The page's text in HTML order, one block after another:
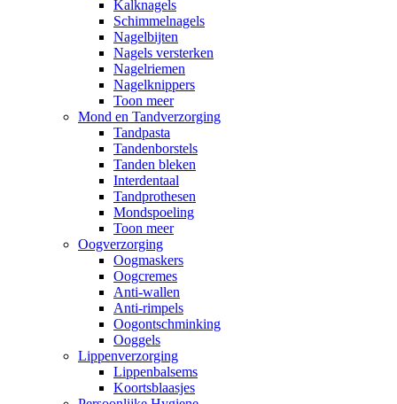
Kalknagels
Schimmelnagels
Nagelbijten
Nagels versterken
Nagelriemen
Nagelknippers
Toon meer
Mond en Tandverzorging
Tandpasta
Tandenborstels
Tanden bleken
Interdentaal
Tandprothesen
Mondspoeling
Toon meer
Oogverzorging
Oogmaskers
Oogcremes
Anti-wallen
Anti-rimpels
Oogontschminking
Ooggels
Lippenverzorging
Lippenbalsems
Koortsblaasjes